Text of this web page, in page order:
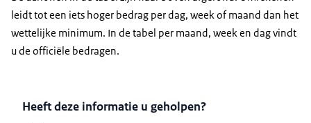
leidt tot een iets hoger bedrag per dag, week of maand dan het
wettelijke minimum. In de tabel per maand, week en dag vindt
u de officiële bedragen.
Heeft deze informatie u geholpen?